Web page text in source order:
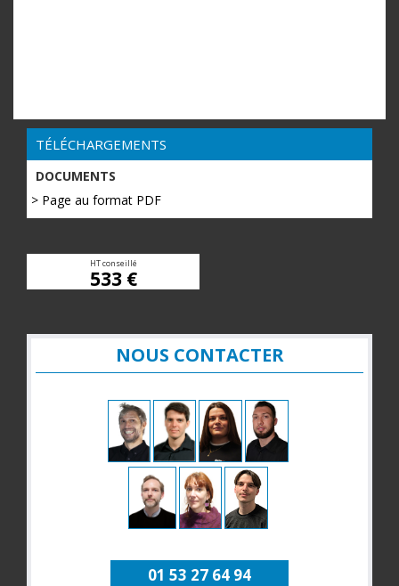
TÉLÉCHARGEMENTS
DOCUMENTS
> Page au format PDF
HT conseillé
533 €
NOUS CONTACTER
01 53 27 64 94